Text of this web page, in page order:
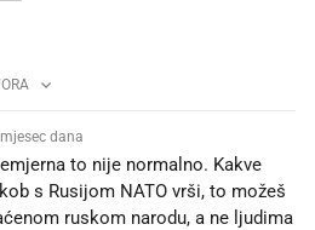
dana
to nije normalno. Kakve
s Rusijom NATO vrši, to možeš
ruskom narodu, a ne ljudima